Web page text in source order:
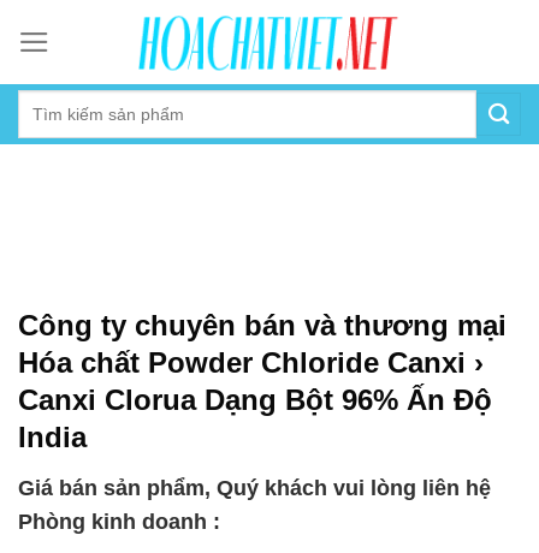
content
Công ty chuyên bán và thương mại
Hóa chất Powder Chloride Canxi ›
Canxi Clorua Dạng Bột 96% Ấn Độ
India
Giá bán sản phẩm, Quý khách vui lòng liên hệ
Phòng kinh doanh :